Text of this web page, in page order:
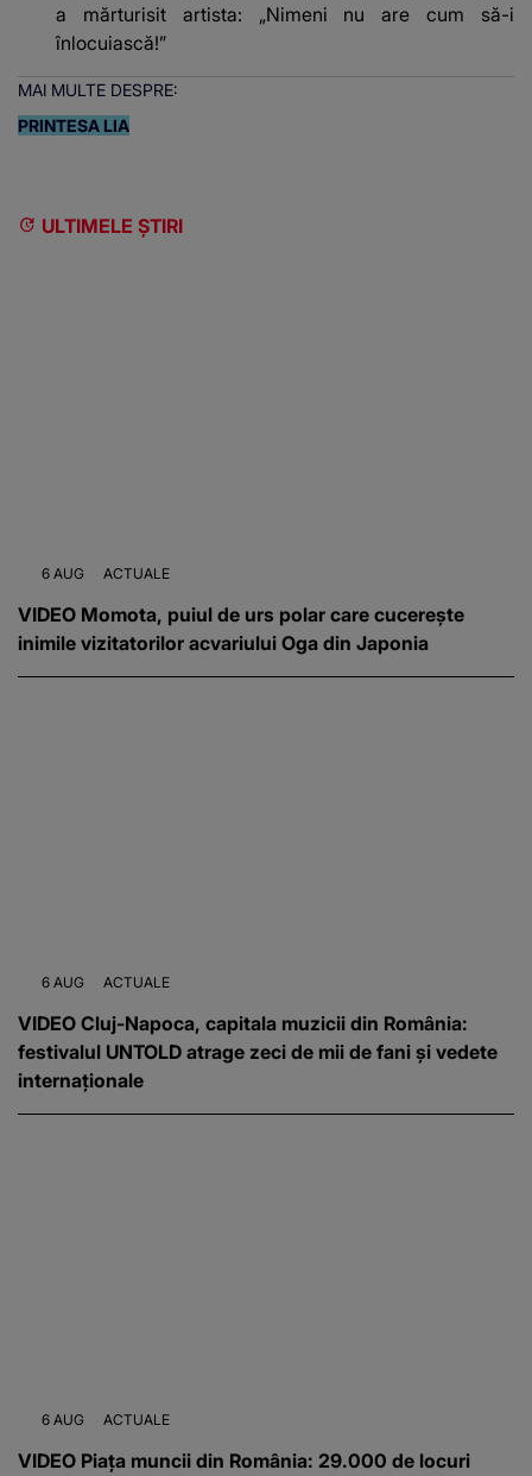
a mărturisit artista: „Nimeni nu are cum să-i
înlocuiască!”
MAI MULTE DESPRE:
PRINTESA LIA
ULTIMELE ȘTIRI
6 AUG ACTUALE
VIDEO Momota, puiul de urs polar care cucerește
inimile vizitatorilor acvariului Oga din Japonia
6 AUG ACTUALE
VIDEO Cluj-Napoca, capitala muzicii din România:
festivalul UNTOLD atrage zeci de mii de fani și vedete
internaționale
6 AUG ACTUALE
VIDEO Piața muncii din România: 29.000 de locuri